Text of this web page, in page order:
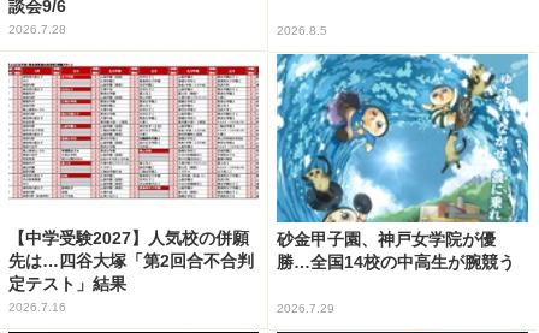
談会9/6
2026.7.28 2026.8.5
【中学受験2027】人気校の併願
先は…四谷大塚「第2回合不合判
定テスト」結果
2026.7.16
砂金甲子園、神戸女学院が優
勝…全国14校の中高生が腕競う
2026.7.29